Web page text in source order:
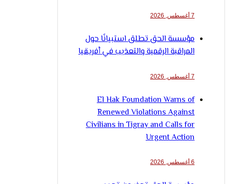
7 أغسطس, 2026
مؤسسة الحق تطلق استبيانًا حول
المراقبة الرقمية والتعذيب في أفريقيا
7 أغسطس, 2026
El Hak Foundation Warns of
Renewed Violations Against
Civilians in Tigray and Calls for
Urgent Action
6 أغسطس, 2026